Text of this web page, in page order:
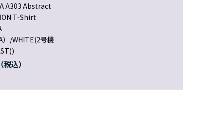
A303 Abstract
T-Shirt
）/WHITE(2号機